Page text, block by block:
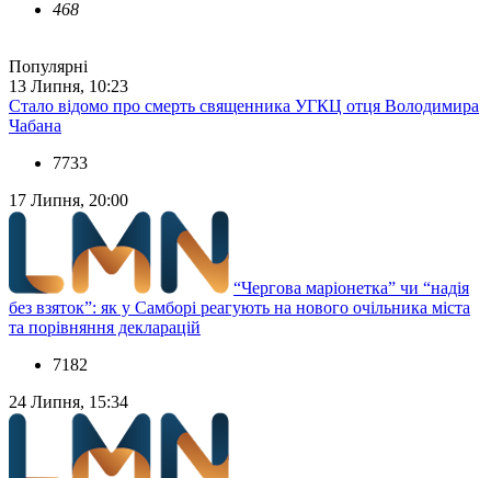
468
Популярні
13 Липня, 10:23
Стало відомо про смерть священника УГКЦ отця Володимира
Чабана
7733
17 Липня, 20:00
“Чергова маріонетка” чи “надія
без взяток”: як у Самборі реагують на нового очільника міста
та порівняння декларацій
7182
24 Липня, 15:34